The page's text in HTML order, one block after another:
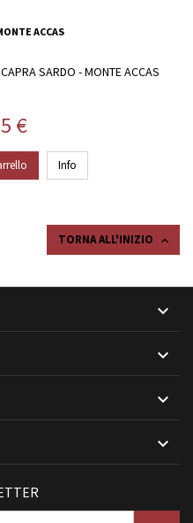
ACCAS
SARDO - MONTE ACCAS
€
Info
TORNA ALL'INIZIO 



